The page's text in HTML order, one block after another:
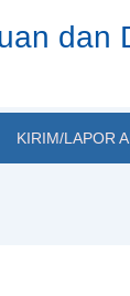
dan
KIRIM/LAPOR